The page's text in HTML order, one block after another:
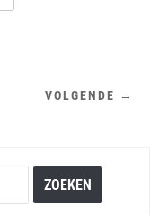
VOLGENDE →